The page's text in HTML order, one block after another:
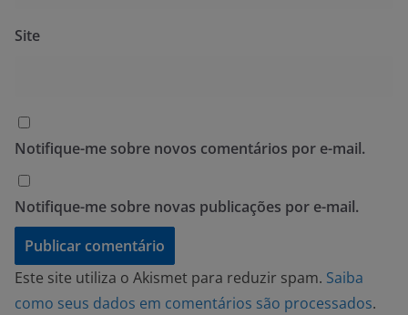
Site
Notifique-me sobre novos comentários por e-mail.
Notifique-me sobre novas publicações por e-mail.
Este site utiliza o Akismet para reduzir spam. Saiba
como seus dados em comentários são processados.